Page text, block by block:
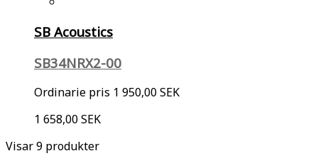
SB Acoustics
SB34NRX2-00
Ordinarie pris 1 950,00 SEK
1 658,00 SEK
Visar 9 produkter